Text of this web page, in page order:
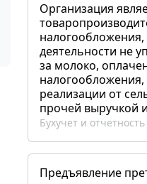
Организация
налогообложения,
деятельности не
за молоко,
налогообложения,
реализации от
прочей выручкой
Бухучет и отчетность
Предъявление